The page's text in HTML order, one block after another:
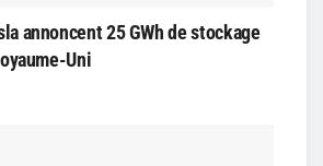
annoncent 25 GWh de stockage
Uni